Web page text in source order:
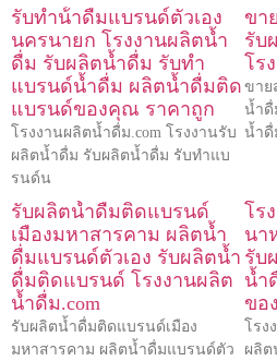
รับทําน้ําดื่มแบรนด์ตัวเอง
นครนายก โรงงานผลิตน้ำ
ดื่ม รับผลิตน้ำดื่ม รับทำ
แบรนด์น้ำดื่ม ผลิตน้ำดื่มติด
แบรนด์ของคุณ ราคาถูก
โรงงานผลิตน้ำดื่ม.com โรงงานรับ
ผลิตน้ำดื่ม รับผลิตน้ำดื่ม รับทำแบ
รนด์น
ขา
รับ
โร
ขาย
น้ำดื่
น้ำดื่
รับผลิตน้ำดื่มติดแบรนด์
เมืองมหาสารคาม ผลิตน้ำ
ดื่มแบรนด์ตัวเอง รับผลิตน้ำ
ดื่มติดแบรนด์ โรงงานผลิต
น้ำดื่ม.com
รับผลิตน้ำดื่มติดแบรนด์เมือง
มหาสารคาม ผลิตน้ำดื่มแบรนด์ตัว
โร
นา
รับ
น้ำ
ขอ
โรง
ผลิต